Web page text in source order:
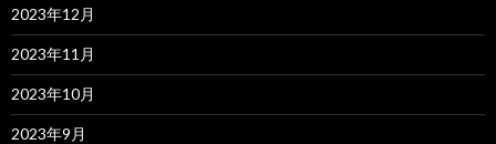
2023年12月
2023年11月
2023年10月
2023年9月